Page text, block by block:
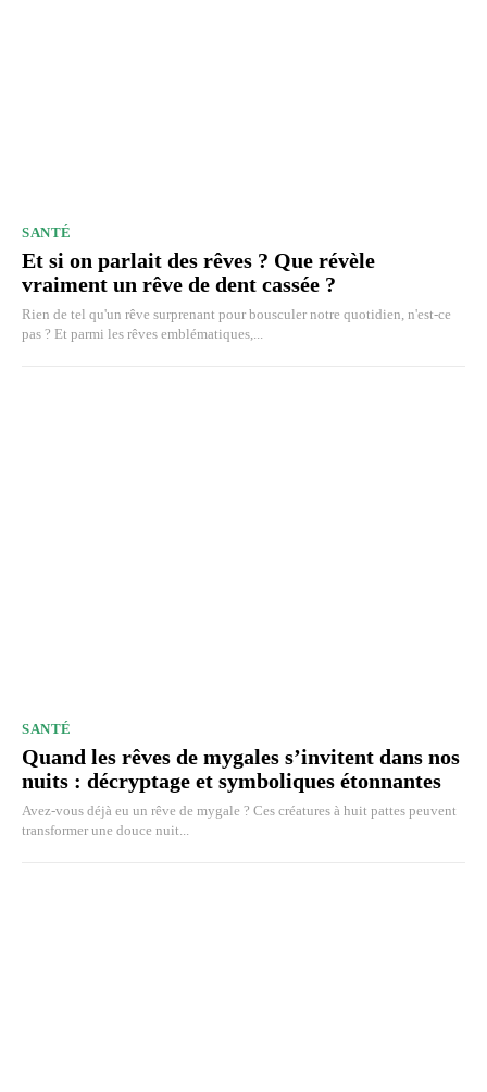
SANTÉ
Et si on parlait des rêves ? Que révèle
vraiment un rêve de dent cassée ?
Rien de tel qu'un rêve surprenant pour bousculer notre quotidien, n'est-ce
pas ? Et parmi les rêves emblématiques,...
SANTÉ
Quand les rêves de mygales s’invitent dans nos
nuits : décryptage et symboliques étonnantes
Avez-vous déjà eu un rêve de mygale ? Ces créatures à huit pattes peuvent
transformer une douce nuit...